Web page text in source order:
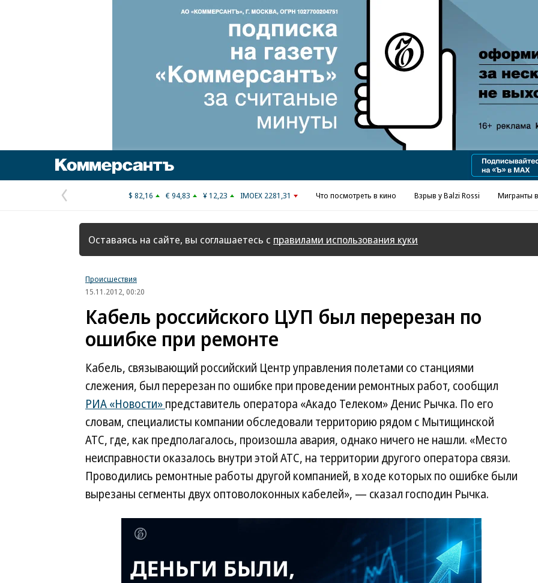
Реклама в «Ъ» www.kommersant.ru/ad
Предыдущая
страница
$ 82,16 € 94,83 ¥ 12,23 IMOEX 2281,31 Что посмотреть в кино Взрыв у Balzi Rossi Мигранты
Оставаясь на сайте, вы соглашаетесь с правилами использования куки
Происшествия
15.11.2012, 00:20
Кабель российского ЦУП был перерезан по
ошибке при ремонте
Кабель, связывающий российский Центр управления полетами со станциями
слежения, был перерезан по ошибке при проведении ремонтных работ, сообщил
РИА «Новости»представитель оператора «Акадо Телеком» Денис Рычка. По его
словам, специалисты компании обследовали территорию рядом с Мытищинской
АТС, где, как предполагалось, произошла авария, однако ничего не нашли. «Место
неисправности оказалось внутри этой АТС, на территории другого оператора связи.
Проводились ремонтные работы другой компанией, в ходе которых по ошибке были
вырезаны сегменты двух оптоволоконных кабелей», — сказал господин Рычка.